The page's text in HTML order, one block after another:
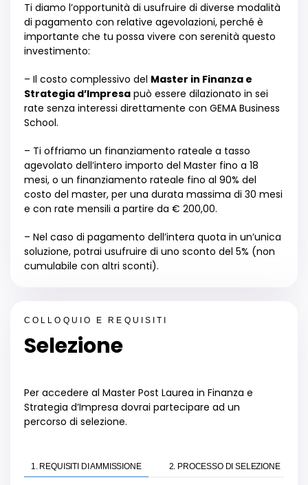
Ti diamo l’opportunità di usufruire di diverse modalità
di pagamento con relative agevolazioni, perché è
importante che tu possa vivere con serenità questo
investimento:
– Il costo complessivo del Master in Finanza e
Strategia d’Impresa può essere dilazionato in sei
rate senza interessi direttamente con GEMA Business
School.
– Ti offriamo un finanziamento rateale a tasso
agevolato dell’intero importo del Master fino a 18
mesi, o un finanziamento rateale fino al 90% del
costo del master, per una durata massima di 30 mesi
e con rate mensili a partire da € 200,00.
– Nel caso di pagamento dell’intera quota in un’unica
soluzione, potrai usufruire di uno sconto del 5% (non
cumulabile con altri sconti).
COLLOQUIO E REQUISITI
Selezione
Per accedere al Master Post Laurea in Finanza e
Strategia d’Impresa dovrai partecipare ad un
percorso di selezione.
1. REQUISITI DI AMMISSIONE 2. PROCESSO DI SELEZIONE